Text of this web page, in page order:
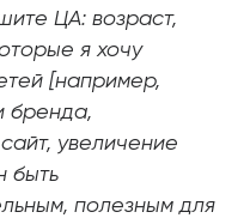
ЦА: возраст,
я хочу
[например,
бренда,
увеличение
быть
полезным для